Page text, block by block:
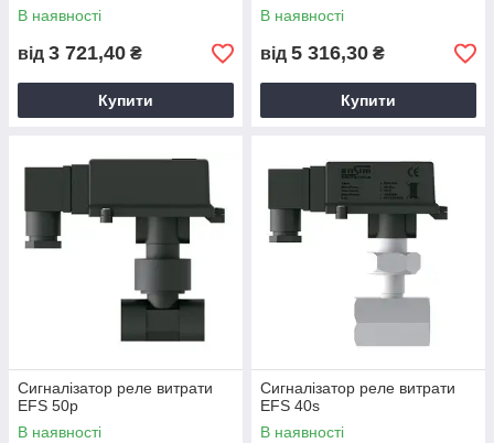
В наявності
від 3 721,40 ₴
Купити
В наявності
від 5 316,30 ₴
Купити
Сигналізатор реле витрати
EFS 50p
В наявності
Сигналізатор реле витрати
EFS 40s
В наявності